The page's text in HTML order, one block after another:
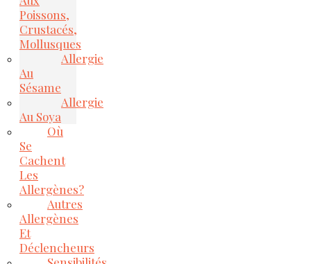
Poissons,
Crustacés,
Mollusques
Allergie
Au
Sésame
Allergie
Au Soya
Où
Se
Cachent
Les
Allergènes?
Autres
Allergènes
Et
Déclencheurs